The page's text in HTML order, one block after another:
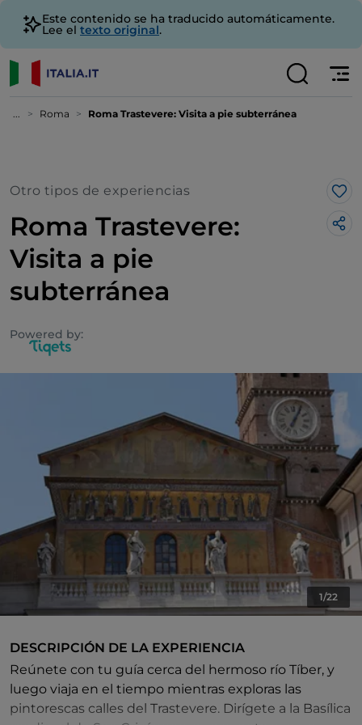
Este contenido se ha traducido automáticamente.
Lee el texto original.
... Roma Roma Trastevere: Visita a pie subterránea
Otro tipos de experiencias
Roma Trastevere:
Visita a pie
subterránea
Powered by:
Me
1/22
DESCRIPCIÓN DE LA EXPERIENCIA
Reúnete con tu guía cerca del hermoso río Tíber, y
luego viaja en el tiempo mientras exploras las
pintorescas calles del Trastevere. Dirígete a la Basílica